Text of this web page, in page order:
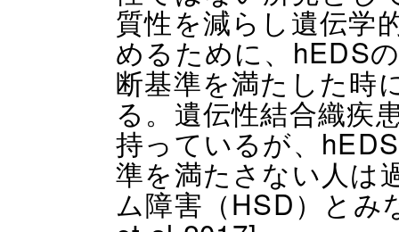
質性を減らし遺伝学
めるために、hEDS
断基準を満たした時
る。遺伝性結合織疾
持っているが、
準を満たさない人は
ム障害（HSD）と